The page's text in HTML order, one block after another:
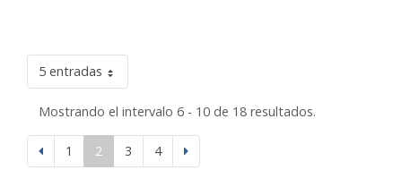
5 entradas
Mostrando el intervalo 6 - 10 de 18 resultados.
1 2 3 4